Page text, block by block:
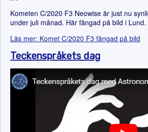
Kometen C/2020 F3 Neowise är just nu
under juli månad. Här fångad på bild i Lund.
Läs mer: Komet C/2020 F3 fångad på bild
Teckenspråkets dag